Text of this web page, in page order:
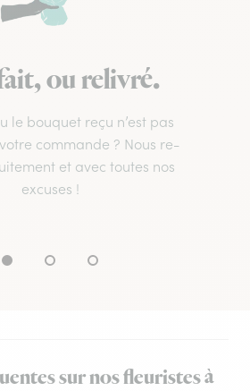
ou relivré.
le bouquet reçu n’est pas
commande ? Nous re-
et avec toutes nos
excuses !
sur nos fleuristes à